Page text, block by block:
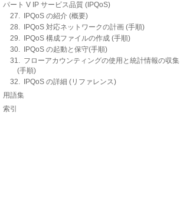
パート V IP サービス品質 (IPQoS)
27. IPQoS の紹介 (概要)
28. IPQoS 対応ネットワークの計画 (手順)
29. IPQoS 構成ファイルの作成 (手順)
30. IPQoS の起動と保守(手順)
31. フローアカウンティングの使用と統計情報の収集
(手順)
32. IPQoS の詳細 (リファレンス)
用語集
索引